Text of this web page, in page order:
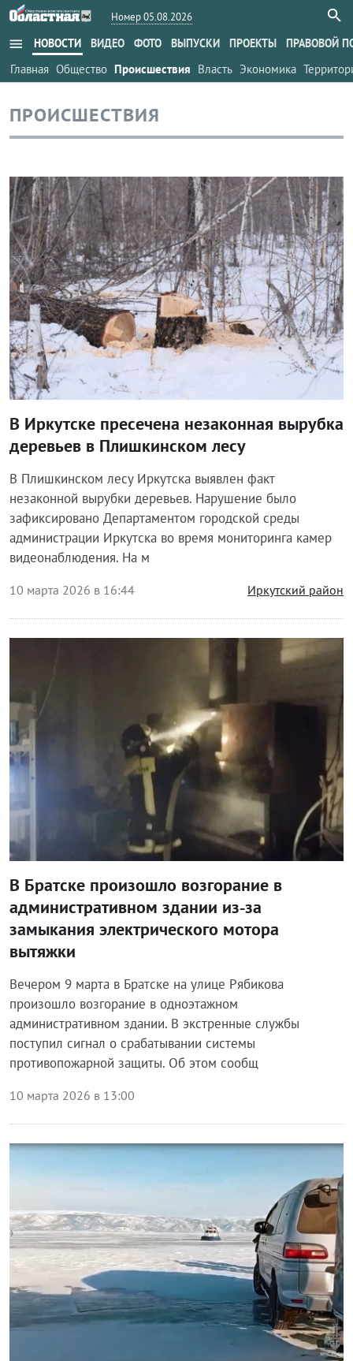
Номер 05.08.2026
menu НОВОСТИ ВИДЕО ФОТО ВЫПУСКИ ПРОЕКТЫ ПРАВОВОЙ
Главная Общество Происшествия Власть Экономика
ПРОИСШЕСТВИЯ
Происшествия
В Иркутске пресечена незаконная вырубка
деревьев в Плишкинском лесу
В Плишкинском лесу Иркутска выявлен факт
незаконной вырубки деревьев. Нарушение было
зафиксировано Департаментом городской среды
администрации Иркутска во время мониторинга камер
видеонаблюдения. На м
10 марта 2026 в 16:44 Иркутский район
В Братске произошло возгорание в
административном здании из‑за
замыкания электрического мотора
вытяжки
Вечером 9 марта в Братске на улице Рябикова
произошло возгорание в одноэтажном
административном здании. В экстренные службы
поступил сигнал о срабатывании системы
противопожарной защиты. Об этом сообщ
10 марта 2026 в 13:00